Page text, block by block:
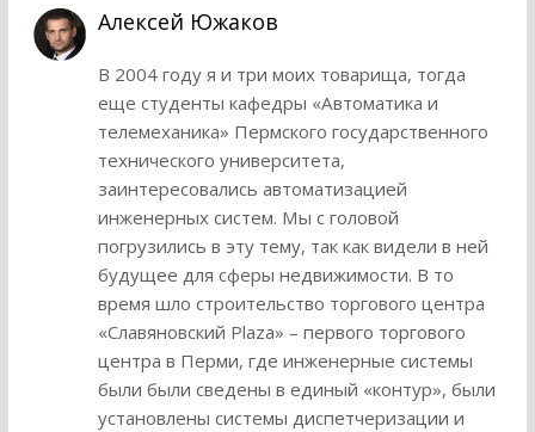
Алексей Южаков
В 2004 году я и три моих товарища, тогда
еще студенты кафедры «Автоматика и
телемеханика» Пермского государственного
технического университета,
заинтересовались автоматизацией
инженерных систем. Мы с головой
погрузились в эту тему, так как видели в ней
будущее для сферы недвижимости. В то
время шло строительство торгового центра
«Славяновский Plaza» – первого торгового
центра в Перми, где инженерные системы
были были сведены в единый «контур», были
установлены системы диспетчеризации и